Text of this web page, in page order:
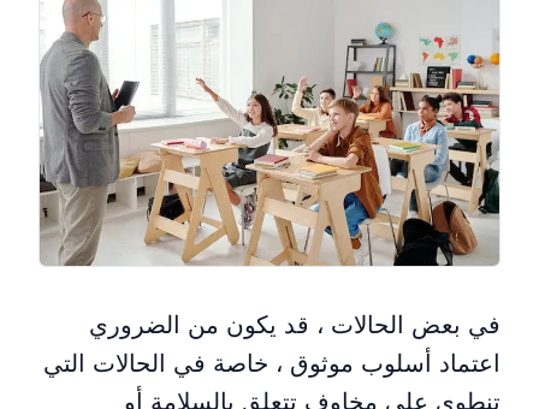
في بعض الحالات ، قد يكون من الضروري
اعتماد أسلوب موثوق ، خاصة في الحالات التي
تنطوي على مخاوف تتعلق بالسلامة أو